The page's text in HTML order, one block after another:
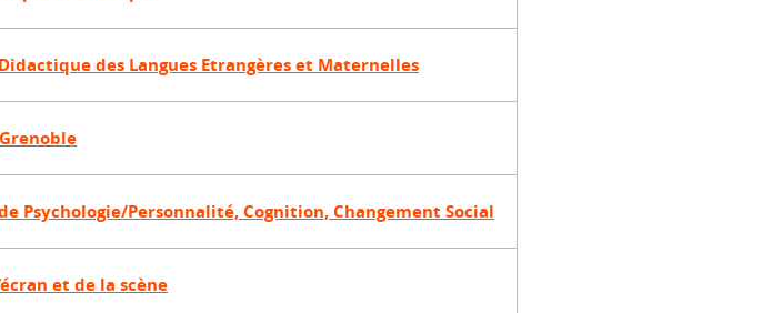
des Langues Etrangères et Maternelles
Psychologie/Personnalité, Cognition, Changement Social
et de la scène